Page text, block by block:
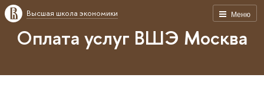
Меню
Высшая школа экономики
Оплата услуг ВШЭ Москва